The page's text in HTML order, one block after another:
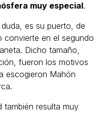
muy especial.
es su puerto, de
convierte en el segundo
Dicho tamaño,
fueron los motivos
escogieron Mahón
también resulta muy